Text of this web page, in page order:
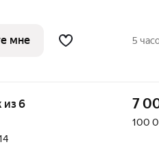
рассчитывалась
мне 5
из 6 7
100